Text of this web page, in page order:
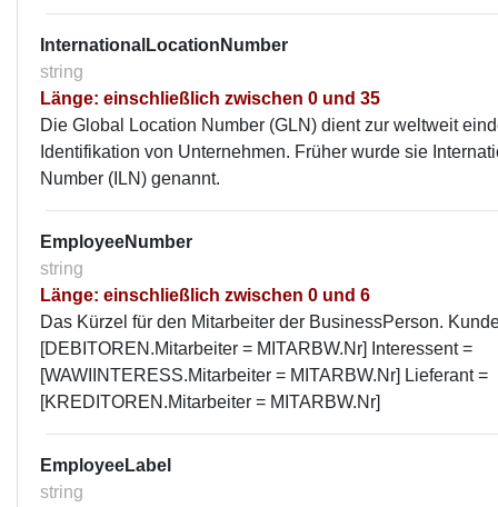
InternationalLocationNumber
string
Länge: einschließlich zwischen 0 und 35
Die Global Location Number (GLN) dient zur weltweit
Identifikation von Unternehmen. Früher wurde sie
Number (ILN) genannt.
EmployeeNumber
string
Länge: einschließlich zwischen 0 und 6
Das Kürzel für den Mitarbeiter der BusinessPerson.
[DEBITOREN.Mitarbeiter = MITARBW.Nr] Interessent =
[WAWIINTERESS.Mitarbeiter = MITARBW.Nr] Lieferant =
[KREDITOREN.Mitarbeiter = MITARBW.Nr]
EmployeeLabel
string